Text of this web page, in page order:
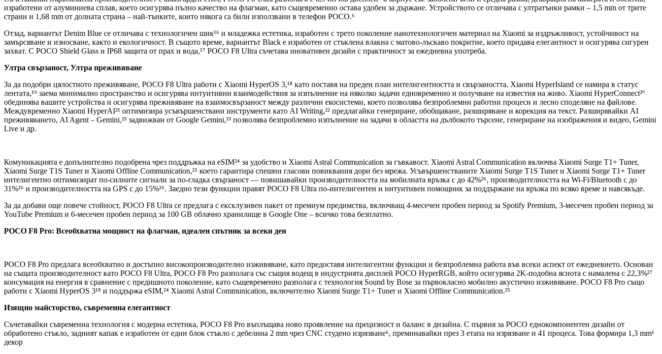
изработени от алуминиева сплав, което осигурява пълно качество на флагман, като същевременно остава удобен за държане. Устройството се отличава с ултратънки рамки – 1,5 mm от трите
страни и 1,68 mm от долната страна – най-тънките, които някога са били използвани в телефон POCO.⁶
Отзад, вариантът Denim Blue се отличава с технологичен шик¹⁶ и младежка естетика, изработен с трето поколение нанотехнологичен материал на Xiaomi за издръжливост, устойчивост на
замърсяване и износване, както и екологичност. В същото време, вариантът Black е изработен от стъклена влакна с матово-лъскаво покритие, което придава елегантност и осигурява сигурен
захват. С POCO Shield Glass и IP68 защита от прах и вода,¹⁷ POCO F8 Ultra съчетава иновативен дизайн с практичност за ежедневна употреба.
Ултра свързаност, Ултра преживяване
За да подобри цялостното преживяване, POCO F8 Ultra работи с Xiaomi HyperOS 3,¹⁸ като поставя на преден план интелигентността и свързаността. Xiaomi HyperIsland се намира в статус
лентата,¹⁹ заема минимално пространство и осигурява интуитивни взаимодействия за изпълнение на няколко задачи едновременно и получване на известия на живо. Xiaomi HyperConnect²º
обединява вашите устройства и осигурява преживяване на взаимосвързаност между различни екосистеми, което позволява безпроблемни работни процеси и лесно споделяне на файлове.
Междувременно Xiaomi HyperAI²¹ оптимизира усъвършенствани инструменти като AI Writing,²² предлагайки генериране, обобщаване, разширяване и корекция на текст. Разширявайки AI
преживяването, AI Agent – Gemini,²³ задвижван от Google Gemini,²³ позволява безпроблемно изпълнение на задачи в областта на дълбокото търсене, генериране на изображения и видео, Gemini
Live и др.
Комуникацията е допълнително подобрена чрез поддръжка на eSIM²⁴ за удобство и Xiaomi Astral Communication за гъвкавост. Xiaomi Astral Communication включва Xiaomi Surge T1+ Tuner,
Xiaomi Surge T1S Tuner и Xiaomi Offline Communication,²⁵ което гарантира спешни гласови повиквания дори без мрежа. Усъвършенстваните Xiaomi Surge T1S Tuner и Xiaomi Surge T1+ Tuner
интелигентно оптимизират по-силните сигнали за по-гладка свързаност — повишавайки производителността на мобилната връзка с до 42%²⁶, производителността на Wi-Fi/Bluetooth с до
31%²⁶ и производителността на GPS с до 15%²⁶. Заедно тези функции правят POCO F8 Ultra по-интелигентен и интуитивен помощник за поддържане на връзка по всяко време и навсякъде.
За да добави още повече стойност, POCO F8 Ultra се предлага с ексклузивен пакет от премиум предимства, включващ 4-месечен пробен период за Spotify Premium, 3-месечен пробен период за
YouTube Premium и 6-месечен пробен период за 100 GB облачно хранилище в Google One – всичко това безплатно.
POCO F8 Pro: Всеобхватна мощност на флагман, идеален спътник за всеки ден
POCO F8 Pro предлага всеобхватно и достъпно високопроизводително изживяване, като предоставя интелигентни функции и безпроблемна работа във всеки аспект от ежедневието. Основан
на същата производителност като POCO F8 Ultra, POCO F8 Pro разполага със същия водещ в индустрията дисплей POCO HyperRGB, който осигурява 2K-подобна яснота с намалена с 22,3%²⁷
консумация на енергия в сравнение с предишното поколение, като същевременно разполага с технология Sound by Bose за първокласно мобилно акустично изживяване. POCO F8 Pro също
работи с Xiaomi HyperOS 3¹⁸ и поддържа eSIM,²⁴ Xiaomi Astral Communication, включително Xiaomi Surge T1+ Tuner и Xiaomi Offline Communication.²⁵
Изящно майсторство, съвременна елегантност
Съчетавайки съвременна технология с модерна естетика, POCO F8 Pro въплъщава ново проявление на прецизност и баланс в дизайна. С първия за POCO еднокомпонентен дизайн от
обработено стъкло, задният капак е изработен от един блок стъкло с дебелина 2 mm чрез CNC студено изрязване⁶, преминавайки през 3 етапа на изрязване и 41 процеса. Това формира 1,3 mm⁶
декор